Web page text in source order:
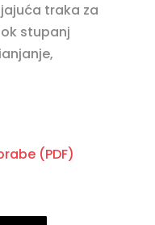
traka za
stupanj
(PDF)